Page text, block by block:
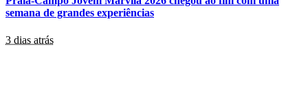
semana de grandes experiências
3 dias atrás